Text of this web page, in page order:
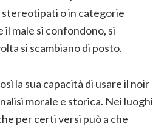
stereotipati o in categorie
il male si confondono, si
si scambiano di posto.
la sua capacità di usare il noir
morale e storica. Nei luoghi
per certi versi può a che